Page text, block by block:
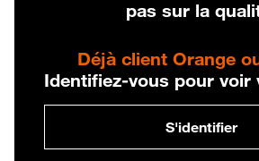
pas sur la
Déjà client Orange
Identifiez-vous pour voir
S'identifier